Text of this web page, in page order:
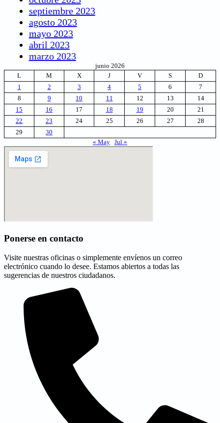
septiembre 2023
agosto 2023
mayo 2023
abril 2023
marzo 2023
junio 2026
L
M X J V S
D
1
2 3 4 5 6
7
8
9 10 11 12 13
14
15
16 17 18 19 20
21
22
23 24 25 26 27
28
29
30
« May Jul »
Ponerse en contacto
Visite nuestras oficinas o simplemente envíenos un correo
electrónico cuando lo desee. Estamos abiertos a todas las
sugerencias de nuestros ciudadanos.